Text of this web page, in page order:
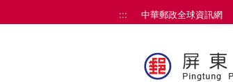
::: 中華郵政全球資訊網